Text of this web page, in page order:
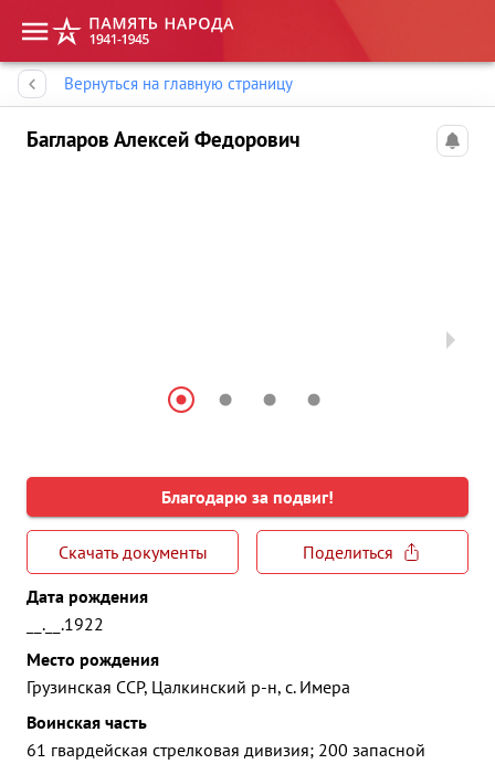
Вернуться на главную страницу
Багларов Алексей Федорович
Благодарю за подвиг!
Скачать документы
Поделиться
Дата рождения
__.__.1922
Место рождения
Грузинская ССР, Цалкинский р-н, с. Имера
Воинская часть
61 гвардейская стрелковая дивизия; 200 запасной
Память народа